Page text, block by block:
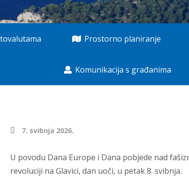
Prostorno planiranje
Komunikacija s građanima
7. svibnja 2026.
U povodu Dana Europe i Dana pobjede nad
revoluciji na Glavici, dan uoči, u petak 8. svibnja.